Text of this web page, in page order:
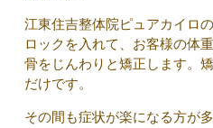
江東住吉整体院ピュアカイロ
ロックを入れて、お客様の体
骨をじんわりと矯正します。
だけです。
その間も症状が楽になる方が